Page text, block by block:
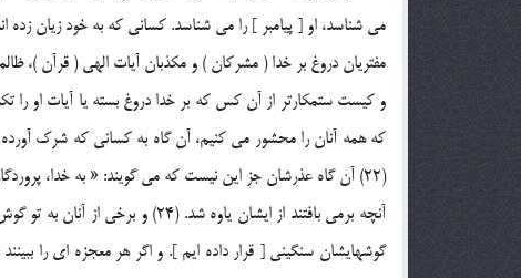
مي شناسد، او [ پيامبر ] را مي شناسد. کساني که به خود زيان زده
مفتريان دروغ بر خدا ( مشرکان ) و مکذبان آيات الهي ( قرآن )،
که همه آنان را محشور مي کنيم، آن گاه به کساني که شرک
آنچه برمي بافتند از ايشان ياوه
گوشهايشان سنگيني [ قرار داده ايم ]. و اگر هر معجزه اي را